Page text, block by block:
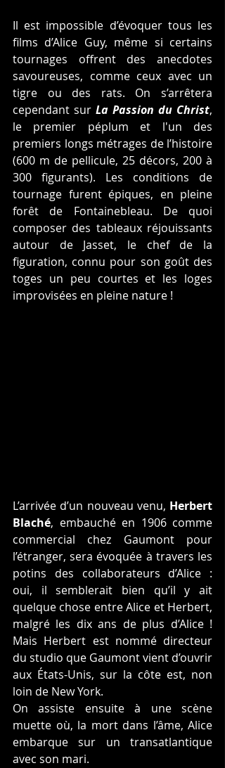
Il est impossible d’évoquer tous les
films d’Alice Guy, même si certains
tournages offrent des anecdotes
savoureuses, comme ceux avec un
tigre ou des rats. On s’arrêtera
cependant sur La Passion du Christ,
le premier péplum et l'un des
premiers longs métrages de l’histoire
(600 m de pellicule, 25 décors, 200 à
300 figurants). Les conditions de
tournage furent épiques, en pleine
forêt de Fontainebleau. De quoi
composer des tableaux réjouissants
autour de Jasset, le chef de la
figuration, connu pour son goût des
toges un peu courtes et les loges
improvisées en pleine nature !
L’arrivée d’un nouveau venu, Herbert
Blaché, embauché en 1906 comme
commercial chez Gaumont pour
l’étranger, sera évoquée à travers les
potins des collaborateurs d’Alice :
oui, il semblerait bien qu’il y ait
quelque chose entre Alice et Herbert,
malgré les dix ans de plus d’Alice !
Mais Herbert est nommé directeur
du studio que Gaumont vient d’ouvrir
aux États-Unis, sur la côte est, non
loin de New York.
On assiste ensuite à une scène
muette où, la mort dans l’âme, Alice
embarque sur un transatlantique
avec son mari.